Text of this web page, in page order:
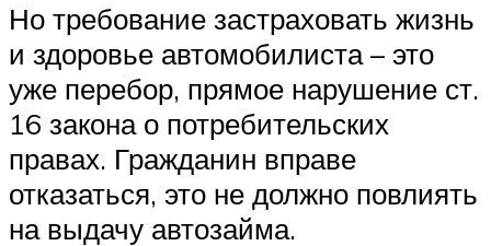
Но требование застраховать жизнь
и здоровье автомобилиста – это
уже перебор, прямое нарушение ст.
16 закона о потребительских
правах. Гражданин вправе
отказаться, это не должно повлиять
на выдачу автозайма.